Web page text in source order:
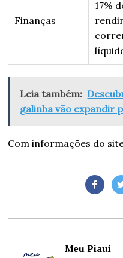
Finanças
17%
Leia também:
galinha vão expandir
Com informações do
Meu Piauí